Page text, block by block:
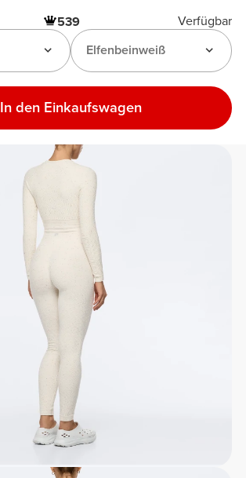
539
Verfügbar
Elfenbeinweiß
In den Einkaufswagen